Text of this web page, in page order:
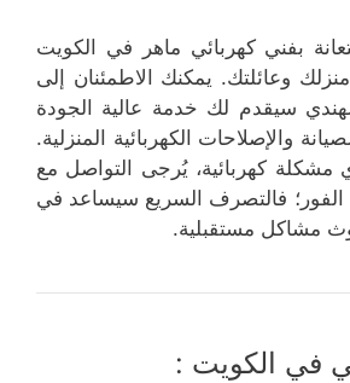
بفني كهربائي ماهر في الكويت
وعائلتك. يمكنك الاطمئنان إلى
سيقدم لك خدمة عالية الجودة
والإصلاحات الكهربائية المنزلية.
كهربائية، يُرجى التواصل مع
فالتصرف السريع سيساعد في
مشاكل مستقبلية.
في الكويت :